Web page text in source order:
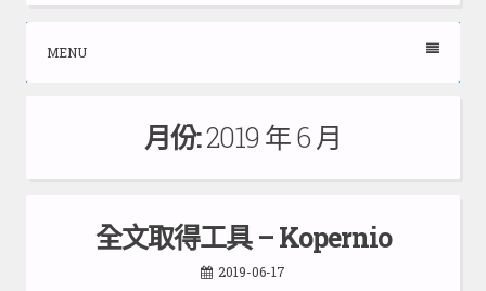
MENU
月份:2019 年 6 月
全文取得工具 – Kopernio
2019-06-17